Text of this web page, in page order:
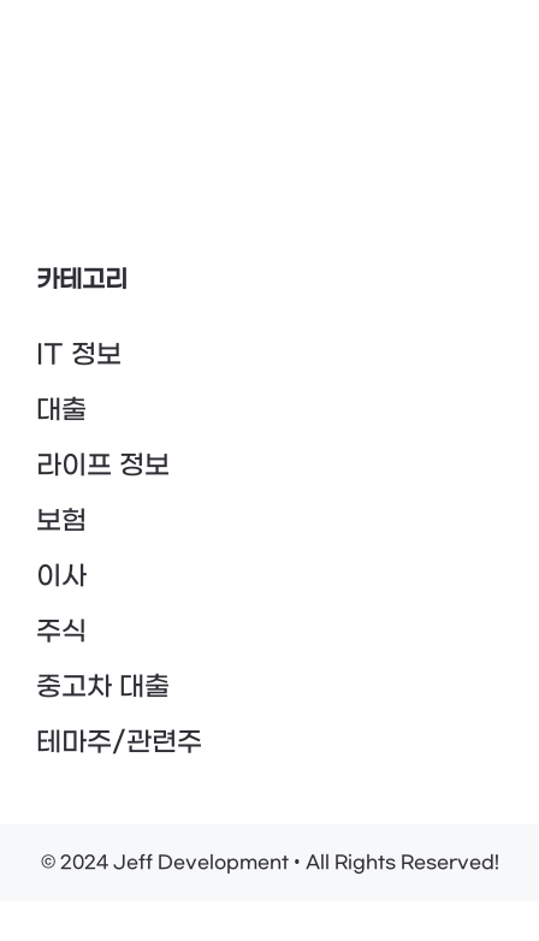
카테고리
IT 정보
대출
라이프 정보
보험
이사
주식
중고차 대출
테마주/관련주
© 2024 Jeff Development • All Rights Reserved!